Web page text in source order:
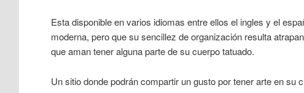
Esta disponible en varios idiomas entre ellos el ingles y el
moderna, pero que su sencillez de organización resulta
que aman tener alguna parte de su cuerpo tatuado.
Un sitio donde podrán compartir un gusto por tener arte en su